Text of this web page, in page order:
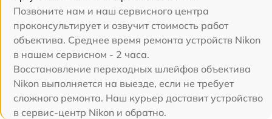
Позвоните нам и наш сервисного центра
проконсультирует и озвучит стоимость работ
объектива. Среднее время ремонта устройств Nikon
в нашем сервисном - 2 часа.
Восстановление переходных шлейфов объектива
Nikon выполняется на выезде, если не требует
сложного ремонта. Наш курьер доставит устройство
в сервис-центр Nikon и обратно.